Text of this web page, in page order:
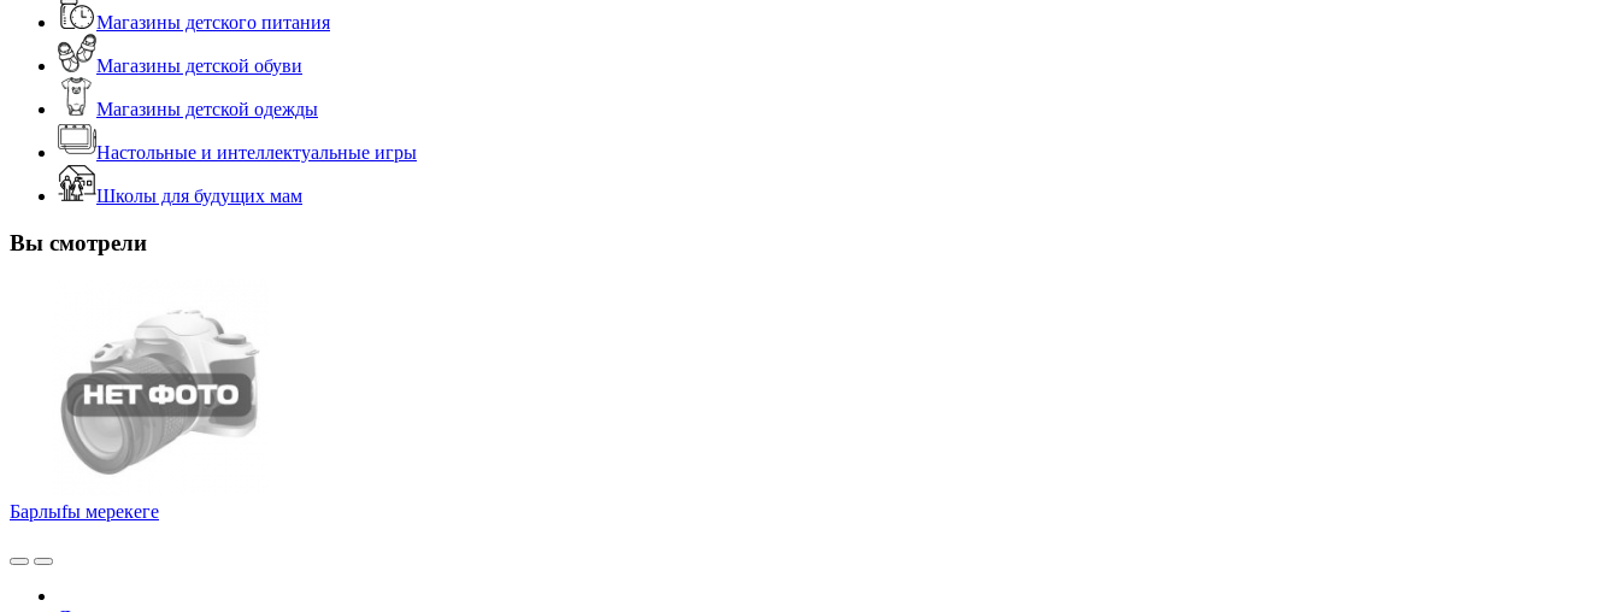
Магазины детского питания
Магазины детской обуви
Магазины детской одежды
Настольные и интеллектуальные игры
Школы для будущих мам
Вы смотрели
Барлыfы мерекеге